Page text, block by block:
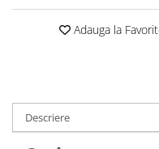
Stick-uri memorie USB
Confort auto
Adauga la
Descriere